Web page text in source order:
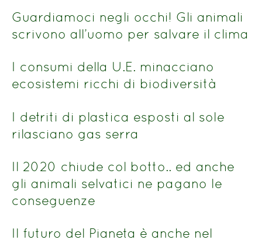
Guardiamoci negli occhi! Gli animali
scrivono all’uomo per salvare il clima
I consumi della U.E. minacciano
ecosistemi ricchi di biodiversità
I detriti di plastica esposti al sole
rilasciano gas serra
Il 2020 chiude col botto.. ed anche
gli animali selvatici ne pagano le
conseguenze
Il futuro del Pianeta è anche nel